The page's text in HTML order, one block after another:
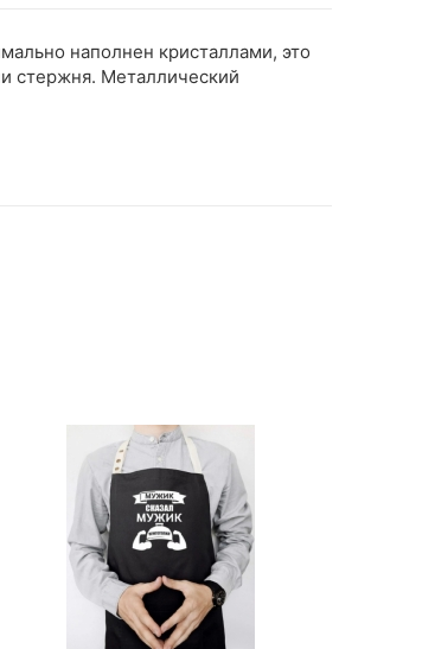
наполнен кристаллами, это
стержня. Металлический